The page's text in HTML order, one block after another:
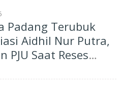
Lingkungan
Padang Terubuk
Aidhil Nur Putra,
PJU Saat Reses